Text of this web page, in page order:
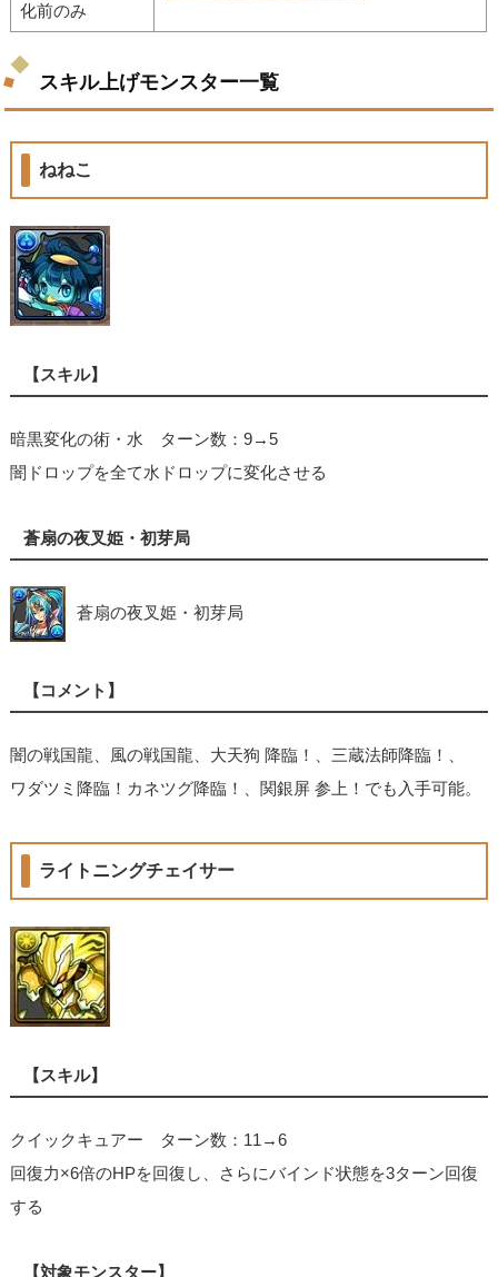
化前のみ
スキル上げモンスター一覧
ねねこ
【スキル】
暗黒変化の術・水 ターン数：9→5
闇ドロップを全て水ドロップに変化させる
蒼扇の夜叉姫・初芽局
蒼扇の夜叉姫・初芽局
【コメント】
闇の戦国龍、風の戦国龍、大天狗 降臨！、三蔵法師降臨！、
ワダツミ降臨！カネツグ降臨！、関銀屏 参上！でも入手可能。
ライトニングチェイサー
【スキル】
クイックキュアー ターン数：11→6
回復力×6倍のHPを回復し、さらにバインド状態を3ターン回復
する
【対象モンスター】